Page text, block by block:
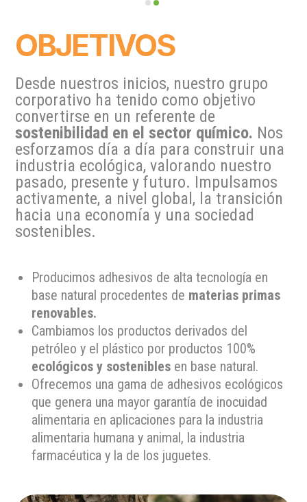
OBJETIVOS
Desde nuestros inicios, nuestro grupo
corporativo ha tenido como objetivo
convertirse en un referente de
sostenibilidad en el sector químico. Nos
esforzamos día a día para construir una
industria ecológica, valorando nuestro
pasado, presente y futuro. Impulsamos
activamente, a nivel global, la transición
hacia una economía y una sociedad
sostenibles.
Producimos adhesivos de alta tecnología en
base natural procedentes de materias primas
renovables.
Cambiamos los productos derivados del
petróleo y el plástico por productos 100%
ecológicos y sostenibles en base natural.
Ofrecemos una gama de adhesivos ecológicos
que genera una mayor garantía de inocuidad
alimentaria en aplicaciones para la industria
alimentaria humana y animal, la industria
farmacéutica y la de los juguetes.